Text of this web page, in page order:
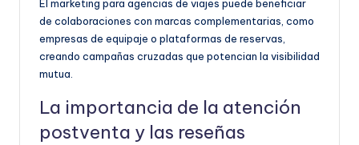
El marketing para agencias de viajes puede beneficiar
de colaboraciones con marcas complementarias, como
empresas de equipaje o plataformas de reservas,
creando campañas cruzadas que potencian la visibilidad
mutua.
La importancia de la atención
postventa y las reseñas